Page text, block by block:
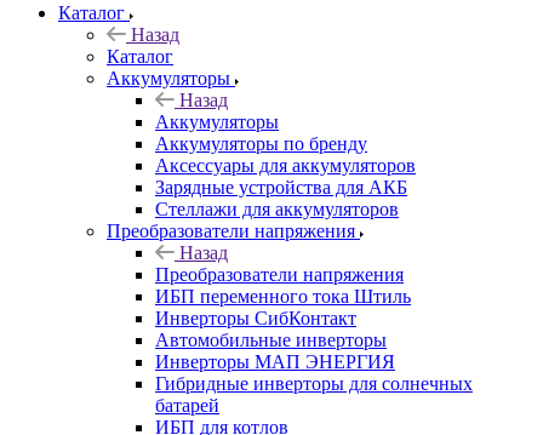
Каталог
Назад
Каталог
Аккумуляторы
Назад
Аккумуляторы
Аккумуляторы по бренду
Аксессуары для аккумуляторов
Зарядные устройства для АКБ
Стеллажи для аккумуляторов
Преобразователи напряжения
Назад
Преобразователи напряжения
ИБП переменного тока Штиль
Инверторы СибКонтакт
Автомобильные инверторы
Инверторы МАП ЭНЕРГИЯ
Гибридные инверторы для солнечных
батарей
ИБП для котлов